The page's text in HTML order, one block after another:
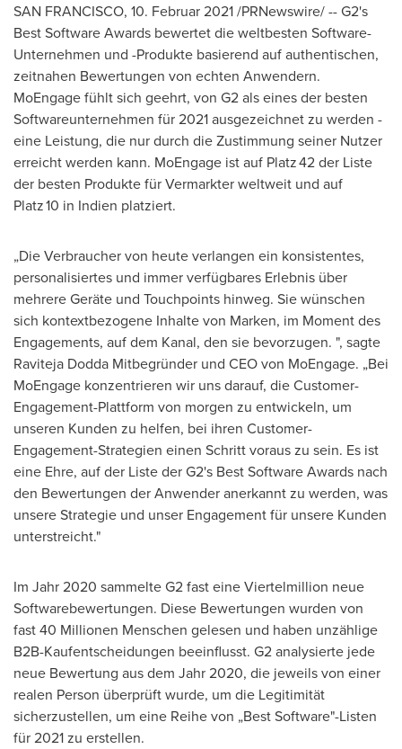
SAN FRANCISCO, 10. Februar 2021 /PRNewswire/ -- G2's
Best Software Awards bewertet die weltbesten Software-
Unternehmen und -Produkte basierend auf authentischen,
zeitnahen Bewertungen von echten Anwendern.
MoEngage fühlt sich geehrt, von G2 als eines der besten
Softwareunternehmen für 2021 ausgezeichnet zu werden -
eine Leistung, die nur durch die Zustimmung seiner Nutzer
erreicht werden kann. MoEngage ist auf Platz 42 der Liste
der besten Produkte für Vermarkter weltweit und auf
Platz 10 in Indien platziert.
„Die Verbraucher von heute verlangen ein konsistentes,
personalisiertes und immer verfügbares Erlebnis über
mehrere Geräte und Touchpoints hinweg. Sie wünschen
sich kontextbezogene Inhalte von Marken, im Moment des
Engagements, auf dem Kanal, den sie bevorzugen. ", sagte
Raviteja Dodda Mitbegründer und CEOvon MoEngage. „Bei
MoEngage konzentrieren wir uns darauf, die Customer-
Engagement-Plattform von morgen zu entwickeln, um
unseren Kunden zu helfen, bei ihren Customer-
Engagement-Strategien einen Schritt voraus zu sein. Es ist
eine Ehre, auf der Liste der G2's Best Software Awards nach
den Bewertungen der Anwender anerkannt zu werden, was
unsere Strategie und unser Engagement für unsere Kunden
unterstreicht."
Im Jahr2020 sammelte G2 fast eine Viertelmillion neue
Softwarebewertungen. Diese Bewertungen wurden von
fast 40 Millionen Menschen gelesen und haben unzählige
B2B-Kaufentscheidungen beeinflusst. G2 analysierte jede
neue Bewertung aus dem Jahr 2020, die jeweils von einer
realen Person überprüft wurde, um die Legitimität
sicherzustellen, um eine Reihe von „Best Software"-Listen
für 2021 zu erstellen.